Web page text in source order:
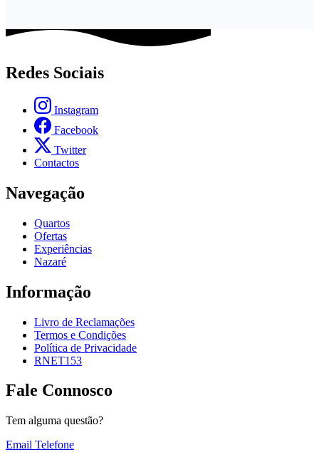
Redes Sociais
Instagram
Facebook
Twitter
Contactos
Navegação
Quartos
Ofertas
Experiências
Nazaré
Informação
Livro de Reclamações
Termos e Condições
Política de Privacidade
RNET153
Fale Connosco
Tem alguma questão?
Email Telefone